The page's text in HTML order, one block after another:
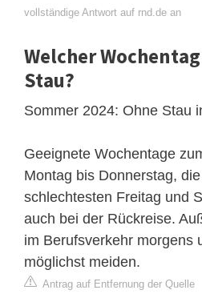
vollständige Antwort auf rnd.de an
Welcher
Stau?
Sommer 2024: Ohne Stau
Geeignete Wochentage
Montag bis Donnerstag,
schlechtesten Freitag und
auch bei der Rückreise.
im Berufsverkehr morgens
möglichst meiden.
Antrag auf Entfernung der Quelle